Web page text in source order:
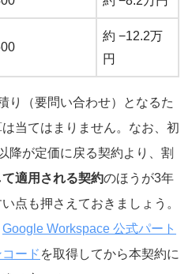
約 −12.2万
円
り（要問い合わせ）となるた
当てはまりません。なお、初
降が定価に戻る契約より、割
適用される契約のほうが3年
点も押さえておきましょう。
Google Workspace 公式パート
ード を取得してから本契約に